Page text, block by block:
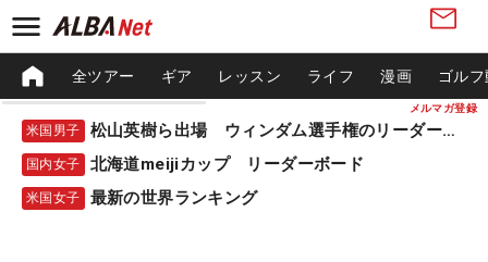
メルマガ登録
全ツアー ギア レッスン ライフ 漫画 ゴル
米国男子 松山英樹ら出場 ウィンダム選手権のリーダーボード
国内女子 北海道meijiカップ リーダーボード
米国女子 最新の世界ランキング